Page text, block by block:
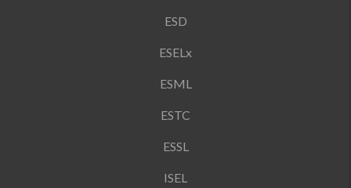
ESD
ESELx
ESML
ESTC
ESSL
ISEL